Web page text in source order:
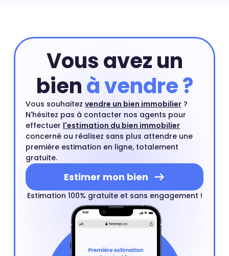
Vous avez un
bienà vendre ?
Vous souhaitez vendre un bien immobilier ?
N'hésitez pas à contacter nos agents pour
effectuer l'estimation du bien immobilier
concerné ou réalisez sans plus attendre une
première estimation en ligne, totalement
gratuite.
Estimer mon bien
Estimation 100% gratuite et sans engagement !